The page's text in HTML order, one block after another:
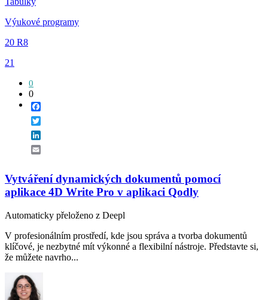
Výukové programy
20 R8
21
0
0
Vytváření dynamických dokumentů pomocí
aplikace 4D Write Pro v aplikaci Qodly
Automaticky přeloženo z Deepl
V profesionálním prostředí, kde jsou správa a tvorba dokumentů
klíčové, je nezbytné mít výkonné a flexibilní nástroje. Představte si,
že můžete navrho...